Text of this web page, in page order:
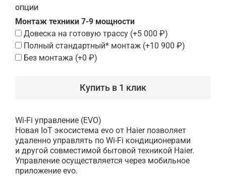
Купить в 1 клик
ОПЦИИ
Монтаж техники 7-9 мощности
Довеска на готовую трассу (+5 000 ₽)
Полный стандартный* монтаж (+10 900 ₽)
Без монтажа (+0 ₽)
Wi-Fi управление (EVO)
Новая IoT экосистема evo от Haier позволяет
удаленно управлять по Wi-Fi кондиционерами
и другой совместимой бытовой техникой Haier.
Управление осуществляется через мобильное
приложение evo.